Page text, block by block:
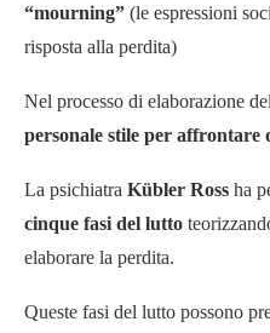
“mourning” (le espressioni
risposta alla perdita)
Nel processo di elaborazione
personale stile per affrontare
La psichiatra Kübler Ross ha
cinque fasi del lutto
elaborare la perdita.
Queste fasi del lutto possono